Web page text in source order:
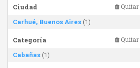
Ciudad Quitar
Carhué, Buenos Aires (1)
Categoría Quitar
Cabañas (1)